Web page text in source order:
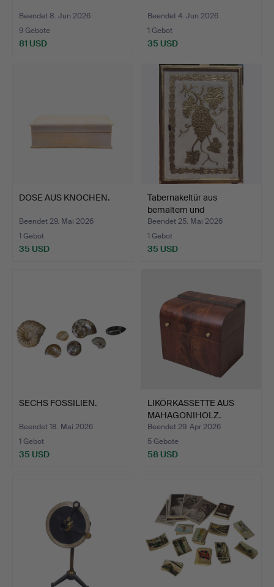
Beendet 8. Jun 2026
9 Gebote
81 USD
Beendet 4. Jun 2026
1 Gebot
35 USD
DOSE AUS KNOCHEN.
Beendet 29. Mai 2026
1 Gebot
35 USD
Tabernakeltür aus
bemaltem und
vergoldetem…
Beendet 25. Mai 2026
1 Gebot
35 USD
SECHS FOSSILIEN.
Beendet 18. Mai 2026
1 Gebot
35 USD
LIKÖRKASSETTE AUS
MAHAGONIHOLZ.
Beendet 29. Apr 2026
5 Gebote
58 USD